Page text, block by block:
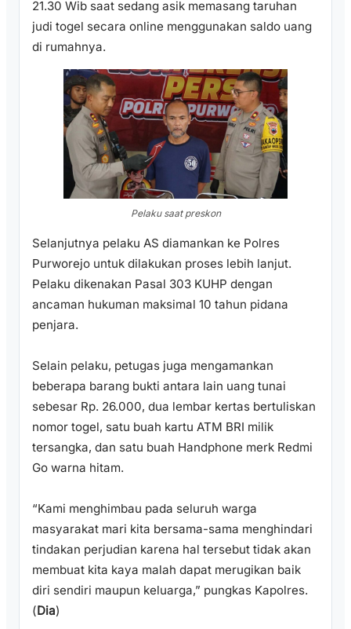
21.30 Wib saat sedang asik memasang taruhan
judi togel secara online menggunakan saldo uang
di rumahnya.
Pelaku saat preskon
Selanjutnya pelaku AS diamankan ke Polres
Purworejo untuk dilakukan proses lebih lanjut.
Pelaku dikenakan Pasal 303 KUHP dengan
ancaman hukuman maksimal 10 tahun pidana
penjara.
Selain pelaku, petugas juga mengamankan
beberapa barang bukti antara lain uang tunai
sebesar Rp. 26.000, dua lembar kertas bertuliskan
nomor togel, satu buah kartu ATM BRI milik
tersangka, dan satu buah Handphone merk Redmi
Go warna hitam.
“Kami menghimbau pada seluruh warga
masyarakat mari kita bersama-sama menghindari
tindakan perjudian karena hal tersebut tidak akan
membuat kita kaya malah dapat merugikan baik
diri sendiri maupun keluarga,” pungkas Kapolres.
(Dia)